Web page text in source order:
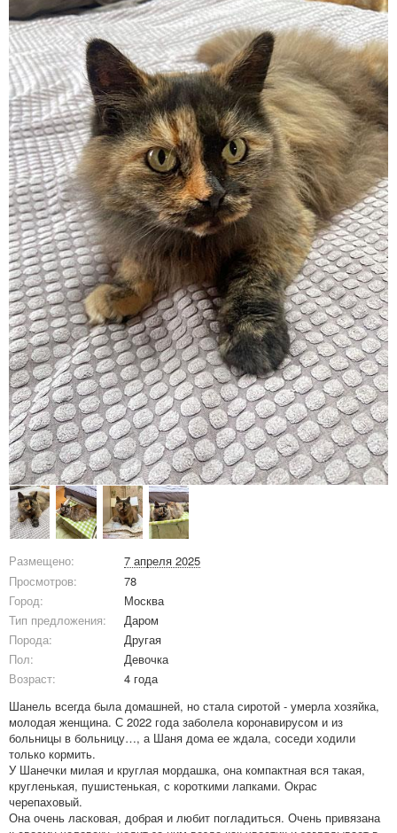
Размещено:
7 апреля 2025
Просмотров:
78
Город:
Москва
Тип предложения:
Даром
Порода:
Другая
Пол:
Девочка
Возраст:
4 года
Шанель всегда была домашней, но стала сиротой - умерла хозяйка,
молодая женщина. С 2022 года заболела коронавирусом и из
больницы в больницу…, а Шаня дома ее ждала, соседи ходили
только кормить.
У Шанечки милая и круглая мордашка, она компактная вся такая,
кругленькая, пушистенькая, с короткими лапками. Окрас
черепаховый.
Она очень ласковая, добрая и любит погладиться. Очень привязана